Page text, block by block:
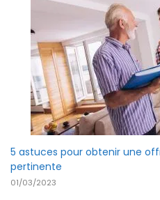
5 astuces pour obtenir une
pertinente
01/03/2023